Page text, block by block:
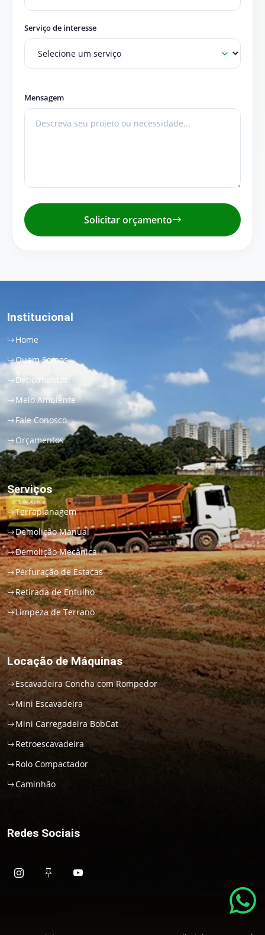
Serviço de interesse
Mensagem
Solicitar orçamento
Institucional
Home
Quem Somos
Depoimentos
Meio Ambiente
Fale Conosco
Orçamentos
Serviços
Terraplanagem
Demolição Manual
Demolição Mecânica
Perfuração de Estacas
Retirada de Entulho
Limpeza de Terrano
Locação de Máquinas
Escavadeira Concha com Rompedor
Mini Escavadeira
Mini Carregadeira BobCat
Retroescavadeira
Rolo Compactador
Caminhão
Redes Sociais